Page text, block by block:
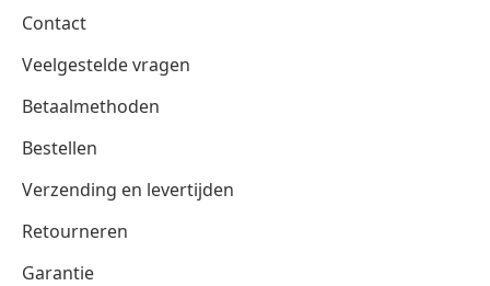
Contact
Veelgestelde vragen
Betaalmethoden
Bestellen
Verzending en levertijden
Retourneren
Garantie